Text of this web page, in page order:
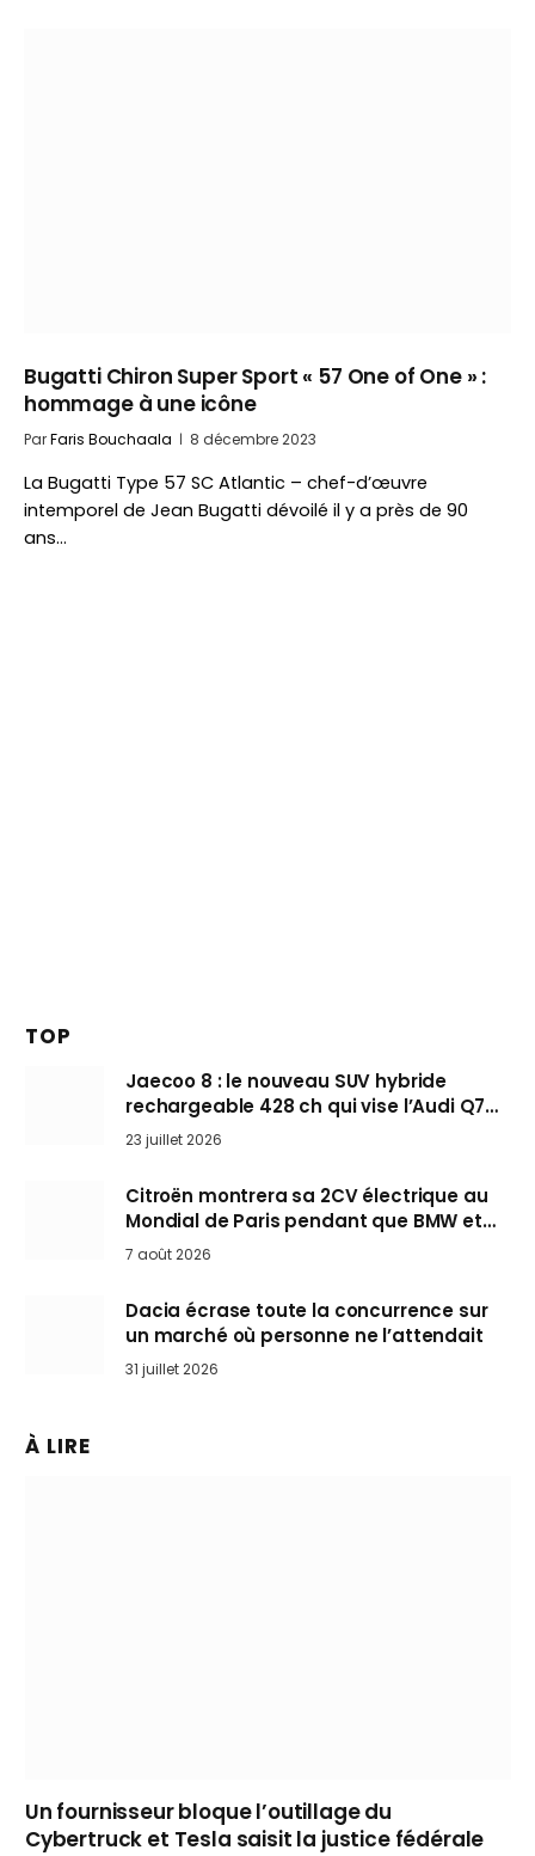
Bugatti Chiron Super Sport « 57 One of One » :
hommage à une icône
ParFaris Bouchaala 8 décembre 2023
La Bugatti Type 57 SC Atlantic – chef-d’œuvre
intemporel de Jean Bugatti dévoilé il y a près de 90
ans…
TOP
Jaecoo 8 : le nouveau SUV hybride
rechargeable 428 ch qui vise l’Audi Q7
arrive en Europe cet automne
23 juillet 2026
Citroën montrera sa 2CV électrique au
Mondial de Paris pendant que BMW et
Mini désertent le salon
7 août 2026
Dacia écrase toute la concurrence sur
un marché où personne ne l’attendait
31 juillet 2026
À LIRE
Un fournisseur bloque l’outillage du
Cybertruck et Tesla saisit la justice fédérale